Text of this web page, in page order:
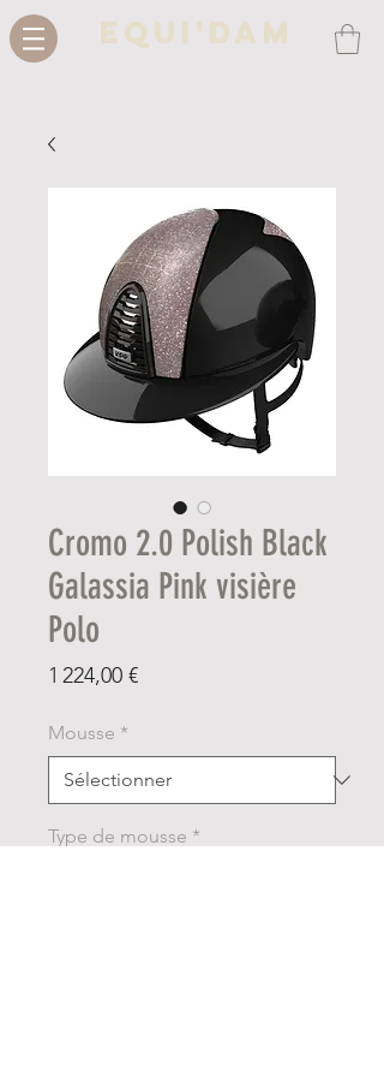
Equi'Dam
Cromo 2.0 Polish Black
Galassia Pink visière
Polo
1 224,00 €Prix
Mousse *
Type de mousse *